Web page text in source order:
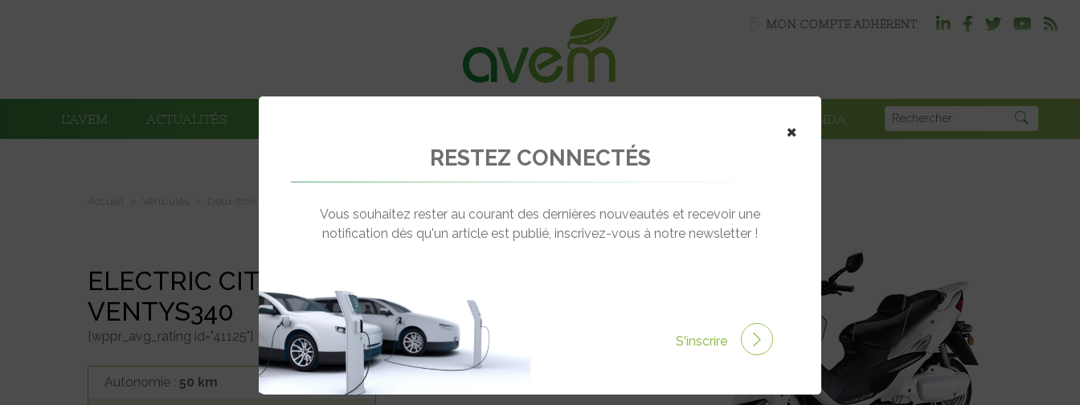
MON COMPTE ADHÉRENT
L’AVEM ACTUALITÉS AGENDA
ELECTRIC CITY
VENTYS340
[wppr_avg_rating id="41125"]
Autonomie : 50 km
×
RESTEZ CONNECTÉS
Vous souhaitez rester au courant des dernières nouveautés et recevoir une
notification dès qu'un article est publié, inscrivez-vous à notre newsletter !
S'inscrire